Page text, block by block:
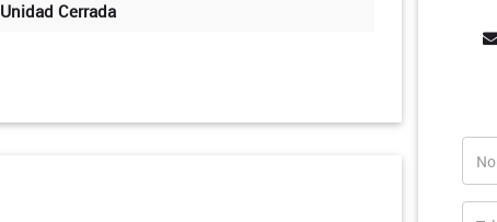
Unidad Cerrada